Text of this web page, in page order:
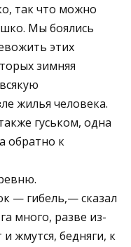
так что можно
Мы боялись
этих
зимняя
жилья человека.
гуськом, одна
обратно к
— гибель,— сказал
много, разве из-
жмутся, бедняги, к